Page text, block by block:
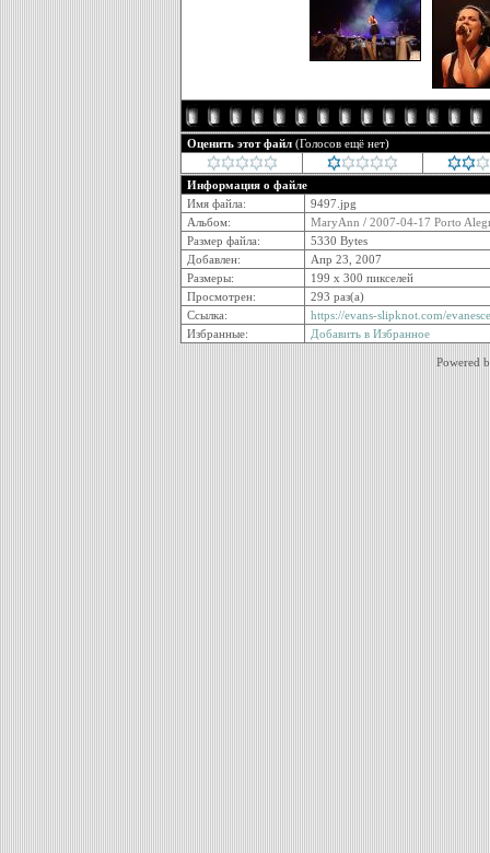
Оценить этот файл (Голосов ещё нет)
Информация о файле
Имя файла:
9497.jpg
Альбом:
MaryAnn / 2007-04-17 Porto
Размер файла:
5330 Bytes
Добавлен:
Апр 23, 2007
Размеры:
199 x 300 пикселей
Просмотрен:
293 раз(а)
Ссылка:
https://evans-slipknot.com/
Избранные:
Добавить в Избранное
Powered